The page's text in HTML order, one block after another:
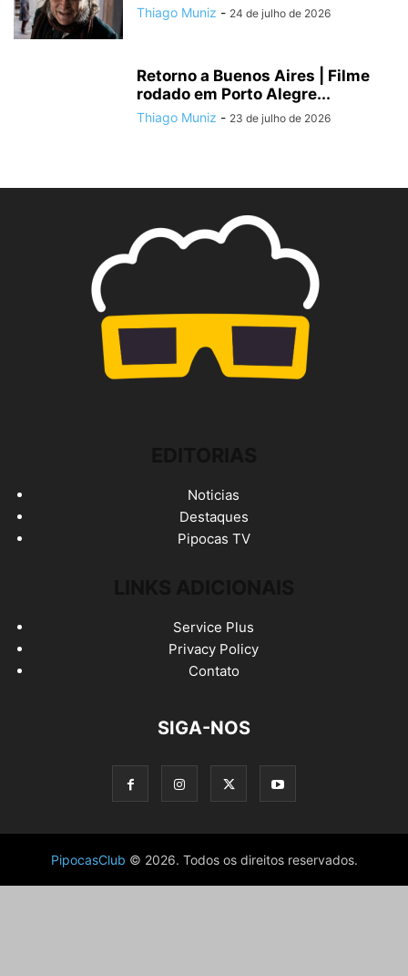
Thiago Muniz - 24 de julho de 2026
Retorno a Buenos Aires | Filme
rodado em Porto Alegre...
Thiago Muniz - 23 de julho de 2026
Noticias
Destaques
Pipocas TV
Service Plus
Privacy Policy
Contato
SIGA-NOS
PipocasClub © 2026. Todos os direitos reservados.